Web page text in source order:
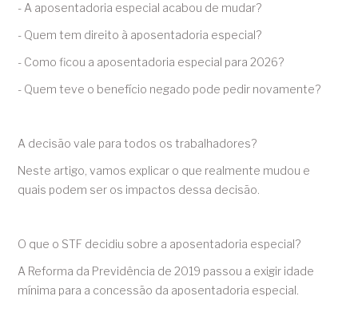
- A aposentadoria especial acabou de mudar?
- Quem tem direito à aposentadoria especial?
- Como ficou a aposentadoria especial para 2026?
- Quem teve o benefício negado pode pedir novamente?
A decisão vale para todos os trabalhadores?
Neste artigo, vamos explicar o que realmente mudou e
quais podem ser os impactos dessa decisão.
O que o STF decidiu sobre a aposentadoria especial?
A Reforma da Previdência de 2019 passou a exigir idade
mínima para a concessão da aposentadoria especial.